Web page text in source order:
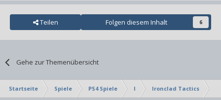
Teilen Folgen diesem Inhalt 6
Gehe zur Themenübersicht
Startseite Spiele PS4 Spiele I Ironclad Tactics